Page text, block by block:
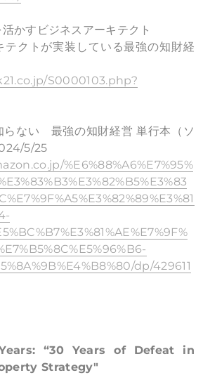
かすビジネスアーキテクト
テクトが実装している最強の知財経
S0000103.php?
らない 最強の知財経営 単行本（ソ
5/25
%E6%88%A6%E7%95%
dp/429611
“30 Years of Defeat in
Strategy"